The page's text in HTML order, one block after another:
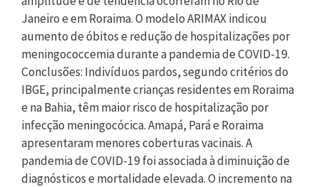
Janeiro e em Roraima. O modelo ARIMAX indicou
aumento de óbitos e redução de hospitalizações por
meningococcemia durante a pandemia de COVID-19.
Conclusões: Indivíduos pardos, segundo critérios do
IBGE, principalmente crianças residentes em Roraima
e na Bahia, têm maior risco de hospitalização por
infecção meningocócica. Amapá, Pará e Roraima
apresentaram menores coberturas vacinais. A
pandemia de COVID-19 foi associada à diminuição de
diagnósticos e mortalidade elevada. O incremento na